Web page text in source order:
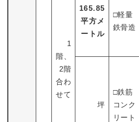
1
階、
2階
合わ
せて
165.85
平方メ
ートル
□軽量
鉄骨造
坪
□鉄筋
コンク
リート